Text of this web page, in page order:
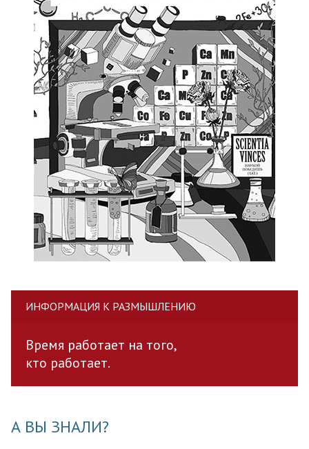
ИНФОРМАЦИЯ К РАЗМЫШЛЕНИЮ
Время работает на того,
кто работает.
А ВЫ ЗНАЛИ?